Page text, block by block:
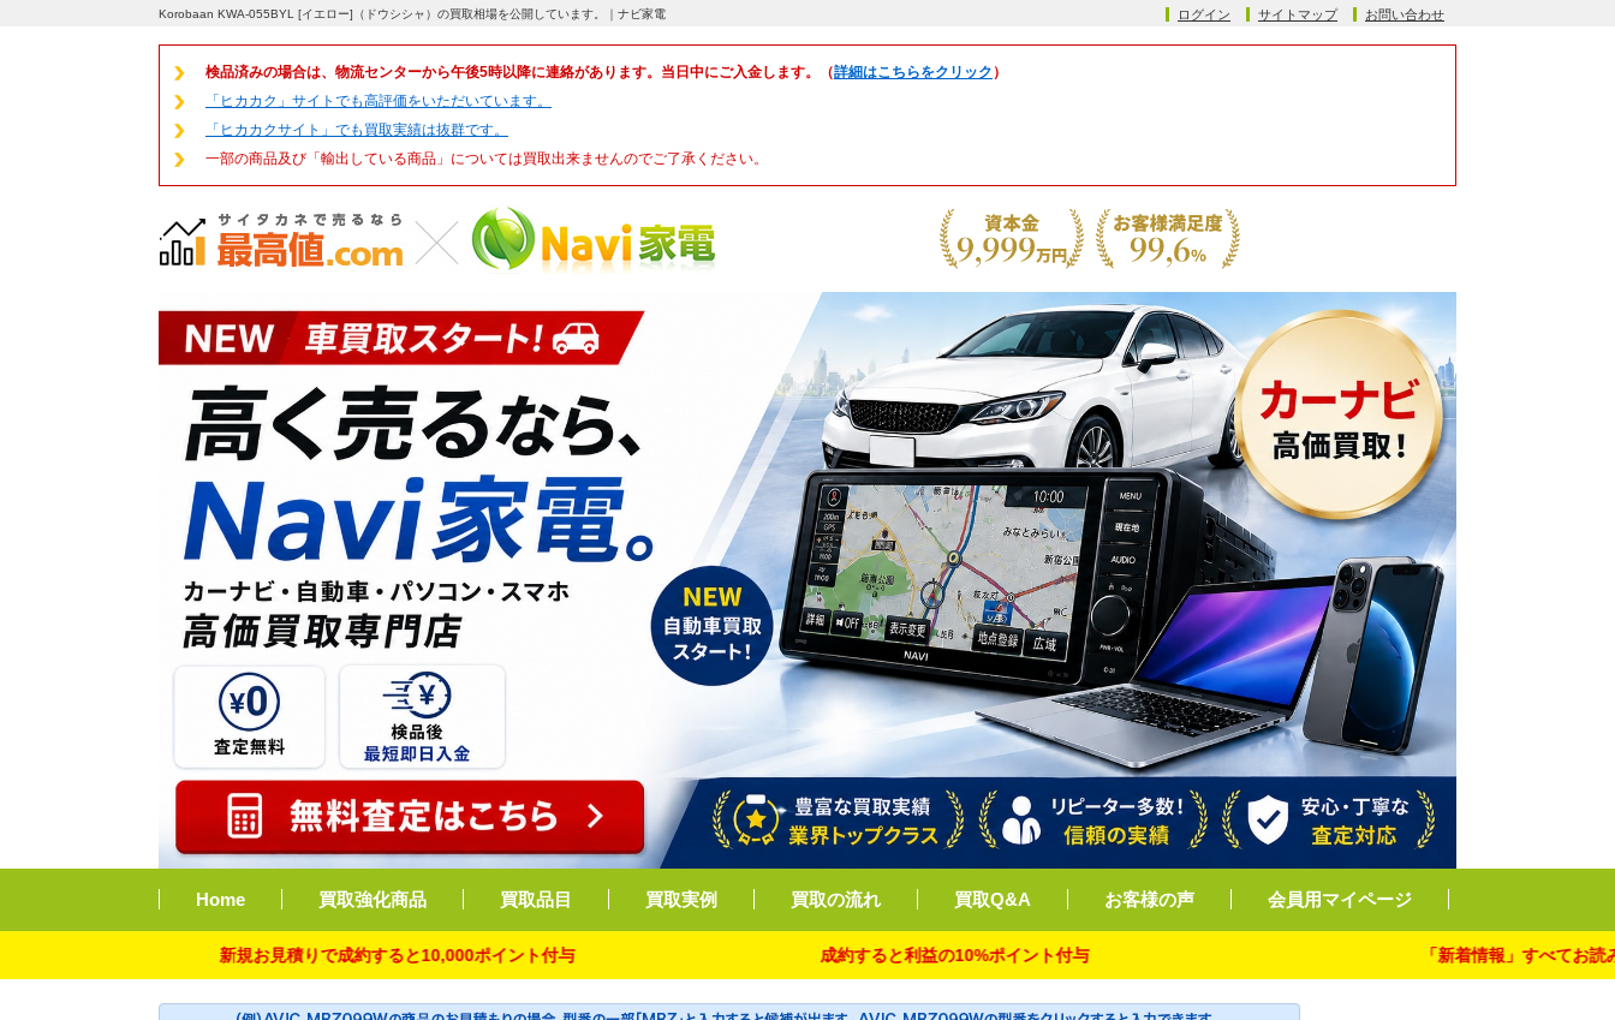
Korobaan KWA-055BYL [イエロー]（ドウシシャ）の買取相場を公開しています。｜ナビ家電 ログイン サイトマップ お問い合わせ
検品済みの場合は、物流センターから午後5時以降に連絡があります。当日中にご入金します。（詳細はこちらをクリック ）
「ヒカカク」サイトでも高評価をいただいています。
「ヒカカクサイト」でも買取実績は抜群です。
一部の商品及び「輸出している商品」については買取出来ませんのでご了承ください。
Home 買取強化商品 買取品目 買取実例 買取の流れ 買取Q&A お客様の声 会員用マイページ
新規お見積りで成約すると10,000ポイント付与 成約すると利益の10%ポイント付与 「新着情報」すべてお読み下さい